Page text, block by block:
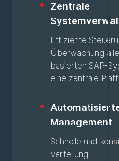
Zentrale
Effiziente
Überwachung
basierten SAP-
eine zentrale
Management
Schnelle und
Verteilung